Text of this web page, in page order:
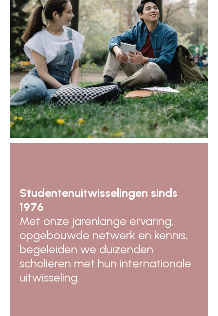
Studentenuitwisselingen sinds
1976
Met onze jarenlange ervaring,
opgebouwde netwerk en kennis,
begeleiden we duizenden
scholieren met hun internationale
uitwisseling.